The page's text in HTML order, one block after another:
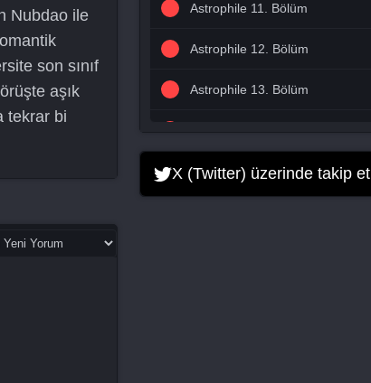
Nubdao ile
son sınıf
aşık
tekrar bi
Astrophile 11. Bölüm
Astrophile 12. Bölüm
Astrophile 13. Bölüm
Astrophile 15. Bölüm
X (Twitter) üzerinde takip et